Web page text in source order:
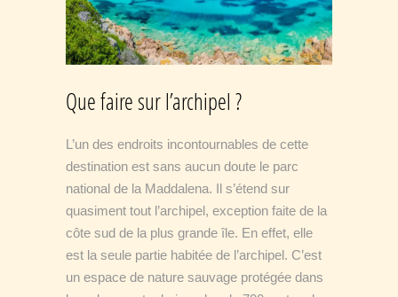
Que faire sur l’archipel ?
L’un des endroits incontournables de cette
destination est sans aucun doute le parc
national de la Maddalena. Il s’étend sur
quasiment tout l’archipel, exception faite de la
côte sud de la plus grande île. En effet, elle
est la seule partie habitée de l’archipel. C’est
un espace de nature sauvage protégée dans